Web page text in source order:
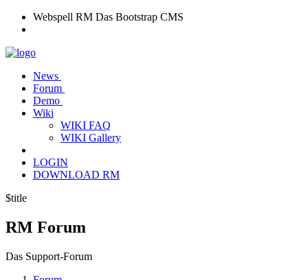
Webspell RM Das Bootstrap CMS
News
Forum
Demo
Wiki
WIKI FAQ
WIKI Gallery
LOGIN
DOWNLOAD RM
$title
RM Forum
Das Support-Forum